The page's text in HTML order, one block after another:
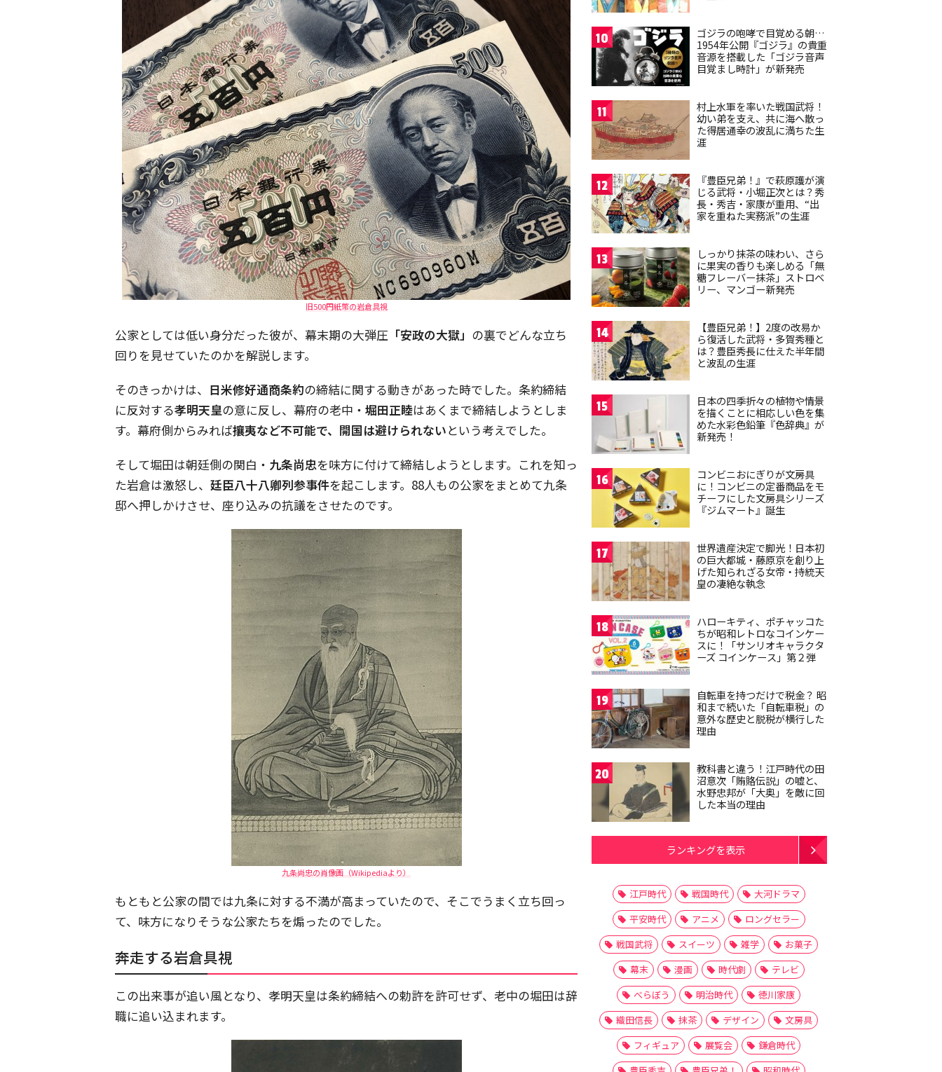
旧500円紙幣の岩倉具視
公家としては低い身分だった彼が、幕末期の大弾圧 「安政の大獄」 の裏でどんな立ち
回りを見せていたのかを解説します。
そのきっかけは、 日米修好通商条約の締結に関する動きがあった時でした。条約締結
に反対する孝明天皇の意に反し、幕府の老中・ 堀田正睦はあくまで締結しようとしま
す。幕府側からみれば攘夷など不可能で、開国は避けられないという考えでした。
そして堀田は朝廷側の関白・ 九条尚忠を味方に付けて締結しようとします。これを知っ
た岩倉は激怒し、 廷臣八十八卿列参事件を起こします。88人もの公家をまとめて九条
邸へ押しかけさせ、座り込みの抗議をさせたのです。
九条尚忠の肖像画（Wikipediaより）
もともと公家の間では九条に対する不満が高まっていたので、そこでうまく立ち回っ
て、味方になりそうな公家たちを煽ったのでした。
奔走する岩倉具視
この出来事が追い風となり、孝明天皇は条約締結への勅許を許可せず、老中の堀田は辞
職に追い込まれます。
10
ゴジラの咆哮で目覚める朝…
1954年公開『ゴジラ』の貴重
音源を搭載した「ゴジラ音声
目覚まし時計」が新発売
11
村上水軍を率いた戦国武将！
幼い弟を支え、共に海へ散っ
た得居通幸の波乱に満ちた生
涯
12
『豊臣兄弟！』で萩原護が演
じる武将・小堀正次とは？秀
長・秀吉・家康が重用、“出
家を重ねた実務派”の生涯
13
しっかり抹茶の味わい、さら
に果実の香りも楽しめる「無
糖フレーバー抹茶」ストロベ
リー、マンゴー新発売
14
【豊臣兄弟！】2度の改易か
ら復活した武将・多賀秀種と
は？豊臣秀長に仕えた半年間
と波乱の生涯
15
日本の四季折々の植物や情景
を描くことに相応しい色を集
めた水彩色鉛筆『色辞典』が
新発売！
16
コンビニおにぎりが文房具
に！コンビニの定番商品をモ
チーフにした文房具シリーズ
『ジムマート』誕生
17
世界遺産決定で脚光！日本初
の巨大都城・藤原京を創り上
げた知られざる女帝・持統天
皇の凄絶な執念
18
ハローキティ、ポチャッコた
ちが昭和レトロなコインケー
スに！「サンリオキャラクタ
ーズ コインケース」第２弾
19
自転車を持つだけで税金？ 昭
和まで続いた「自転車税」の
意外な歴史と脱税が横行した
理由
20
教科書と違う！江戸時代の田
沼意次「賄賂伝説」の嘘と、
水野忠邦が「大奥」を敵に回
した本当の理由
ランキングを表示
江戸時代 戦国時代
大河ドラマ
平安時代
アニメ
ロングセラー
戦国武将
スイーツ 雑学
お菓子
幕末
漫画 時代劇
テレビ
べらぼう
明治時代
徳川家康
織田信長
抹茶 デザイン
文房具
フィギュア
展覧会
鎌倉時代